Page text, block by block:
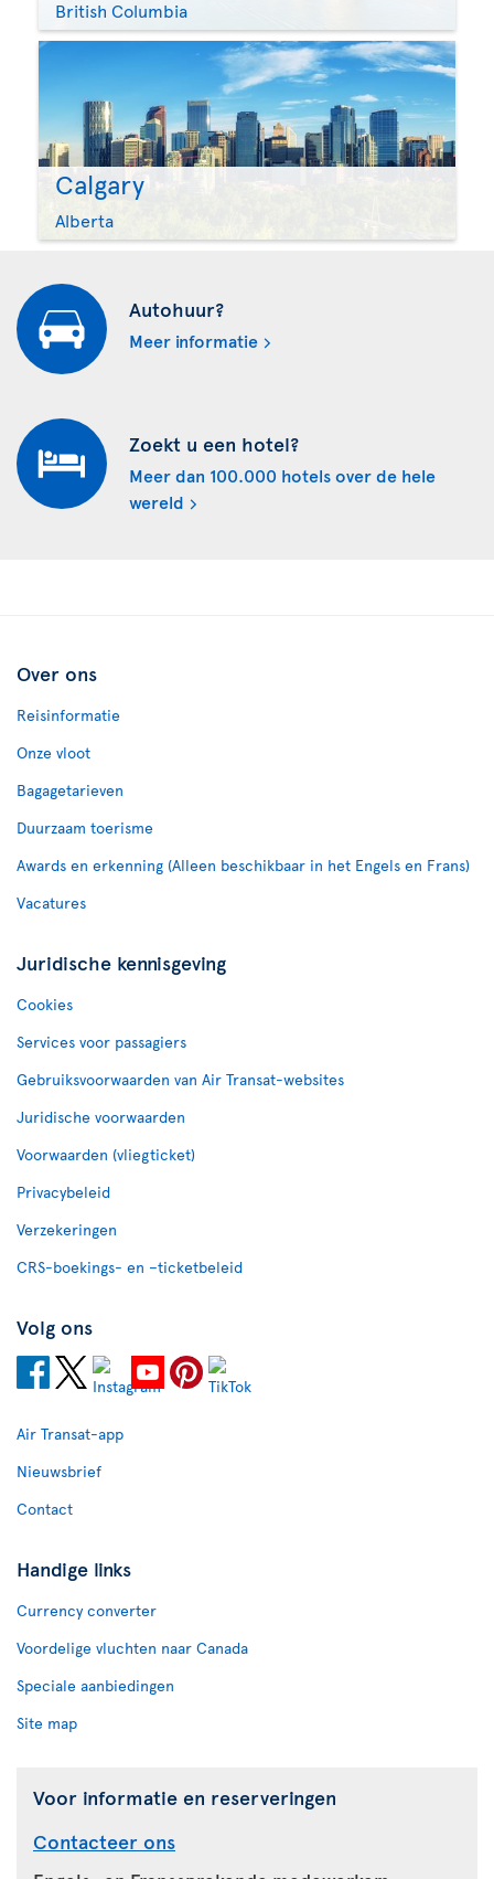
British Columbia
Calgary
Alberta
Autohuur?
Meer informatie
Zoekt u een hotel?
Meer dan 100.000 hotels over de hele
wereld
Over ons
Reisinformatie
Onze vloot
Bagagetarieven
Duurzaam toerisme
Awards en erkenning (Alleen beschikbaar in het Engels en Frans)
Vacatures
Juridische kennisgeving
Cookies
Services voor passagiers
Gebruiksvoorwaarden van Air Transat-websites
Juridische voorwaarden
Voorwaarden (vliegticket)
Privacybeleid
Verzekeringen
CRS-boekings- en –ticketbeleid
Volg ons
Air Transat-app
Nieuwsbrief
Contact
Handige links
Currency converter
Voordelige vluchten naar Canada
Speciale aanbiedingen
Site map
Voor informatie en reserveringen
Contacteer ons